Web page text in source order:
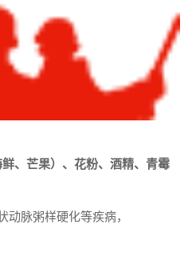
、芒果）、花粉、酒精、青霉
动脉粥样硬化等疾病，